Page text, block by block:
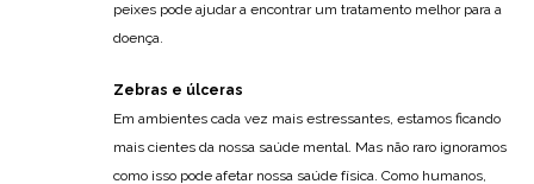
peixes pode ajudar a encontrar um tratamento melhor para a
doença.
Zebras e úlceras
Em ambientes cada vez mais estressantes, estamos ficando
mais cientes da nossa saúde mental. Mas não raro ignoramos
como isso pode afetar nossa saúde física. Como humanos,